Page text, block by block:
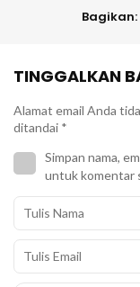
Bagikan:
TINGGALKAN
Alamat email Anda
ditandai *
Simpan nama,
untuk komentar